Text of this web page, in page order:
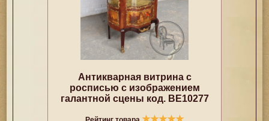
Антикварная витрина с
росписью с изображением
галантной сцены код. BE10277